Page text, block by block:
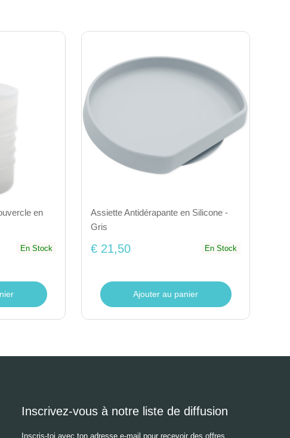
en
En Stock
Assiette Antidérapante en Silicone -
Gris
€ 21,50 En Stock
Ajouter au panier
Inscrivez-vous à notre liste de diffusion
Inscris-toi avec ton adresse e-mail pour recevoir des offres